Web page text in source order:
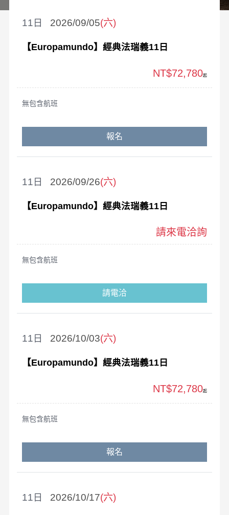
2026/09/05(六)
11
【Europamundo】經典法瑞義11日
無包含航班
NT$72,780起
報名
2026/09/26(六)
11
【Europamundo】經典法瑞義11日
無包含航班
請來電洽詢
請電洽
2026/10/03(六)
11
【Europamundo】經典法瑞義11日
無包含航班
NT$72,780起
報名
2026/10/17(六)
11